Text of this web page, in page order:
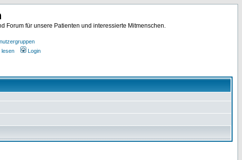
Forum für unsere Patienten und interessierte Mitmenschen.
lesen Login